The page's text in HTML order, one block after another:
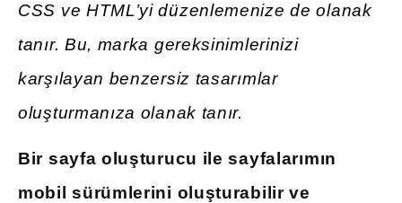
CSS ve HTML’yi düzenlemenize de olanak
tanır. Bu, marka gereksinimlerinizi
karşılayan benzersiz tasarımlar
oluşturmanıza olanak tanır.
Bir sayfa oluşturucu ile sayfalarımın
mobil sürümlerini oluşturabilir ve